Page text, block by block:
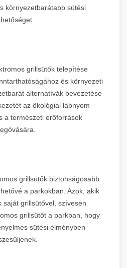
környezetbarátabb sütési
grillsütők telepítése
és környezeti
alternatívák bevezetése
az ökológiai lábnyom
a természeti erőforrások
grillsütők biztonságosabb
a parkokban. Azok, akik
saját grillsütővel, szívesen
grillsütőt a parkban, hogy
sütési élményben